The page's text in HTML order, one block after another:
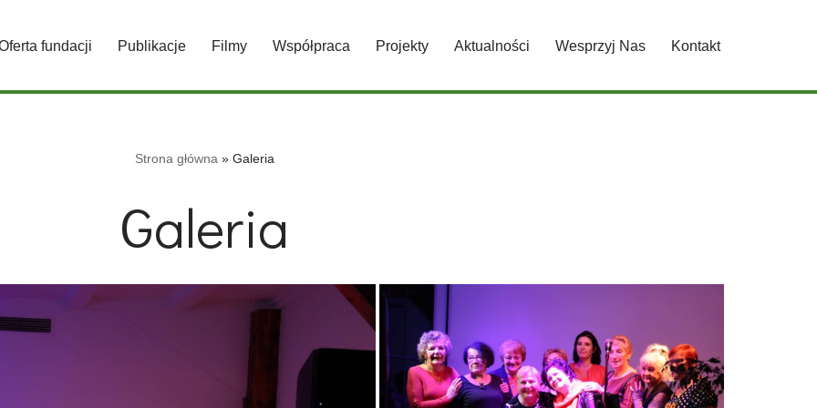
fundacji Publikacje Filmy Współpraca Projekty Aktualności Wesprzyj Nas Kontakt
Strona główna » Galeria
Galeria